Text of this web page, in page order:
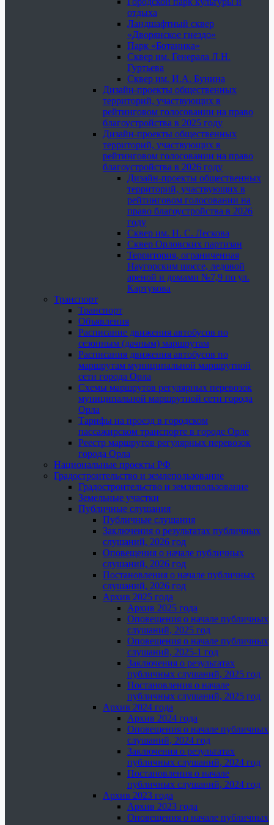
отдыха
Ландшафтный сквер
«Дворянское гнездо»
Парк «Ботаника»
Сквер им. Генерала Л.Н.
Гуртьева
Сквер им. И.А. Бунина
Дизайн-проекты общественных
территорий, участвующих в
рейтинговом голосовании на право
благоустройства в 2025 году
Дизайн-проекты общественных
территорий, участвующих в
рейтинговом голосовании на право
благоустройства в 2026 году
Дизайн-проекты общественных
территорий, участвующих в
рейтинговом голосовании на
право благоустройства в 2026
году
Сквер им. Н. С. Лескова
Сквер Орловских партизан
Территория, ограниченная
Наугорским шоссе, ледовой
ареной и домами №7,9 по ул.
Картукова
Транспорт
Транспорт
Объявления
Расписание движения автобусов по
сезонным (дачным) маршрутам
Расписания движения автобусов по
маршрутам муниципальной маршрутной
сети города Орла
Схемы маршрутов регулярных перевозок
муниципальной маршрутной сети города
Орла
Тарифы на проезд в городском
пассажирском транспорте в городе Орле
Реестр маршрутов регулярных перевозок
города Орла
Национальные проекты РФ
Градостроительство и землепользование
Градостроительство и землепользование
Земельные участки
Публичные слушания
Публичные слушания
Заключения о результатах публичных
слушаний, 2026 год
Оповещения о начале публичных
слушаний, 2026 год
Постановления о начале публичных
слушаний, 2026 год
Архив 2025 года
Архив 2025 года
Оповещения о начале публичных
слушаний, 2025 год
Оповещения о начале публичных
слушаний, 2025-1 год
Заключения о результатах
публичных слушаний, 2025 год
Постановления о начале
публичных слушаний, 2025 год
Архив 2024 года
Архив 2024 года
Оповещения о начале публичных
слушаний, 2024 год
Заключения о результатах
публичных слушаний, 2024 год
Постановления о начале
публичных слушаний, 2024 год
Архив 2023 года
Архив 2023 года
Оповещения о начале публичных